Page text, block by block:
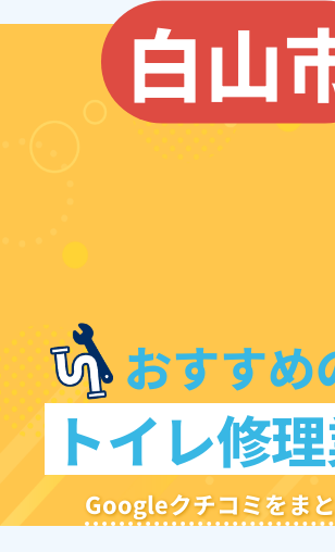
白山
おすすめ
トイレ修
Googleクチコミをま